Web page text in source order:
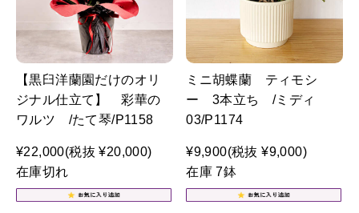
【黒臼洋蘭園だけのオリ
ジナル仕立て】 彩華の
ワルツ /たて琴/P1158
¥22,000(税抜 ¥20,000)
在庫切れ
ミニ胡蝶蘭 ティモシ
ー 3本立ち /ミディ
03/P1174
¥9,900(税抜 ¥9,000)
在庫 7鉢